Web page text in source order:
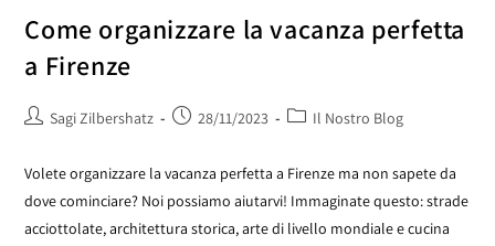
Come organizzare la vacanza perfetta
a Firenze
Sagi Zilbershatz 28/11/2023 Il Nostro Blog
Volete organizzare la vacanza perfetta a Firenze ma non sapete da
dove cominciare? Noi possiamo aiutarvi! Immaginate questo: strade
acciottolate, architettura storica, arte di livello mondiale e cucina